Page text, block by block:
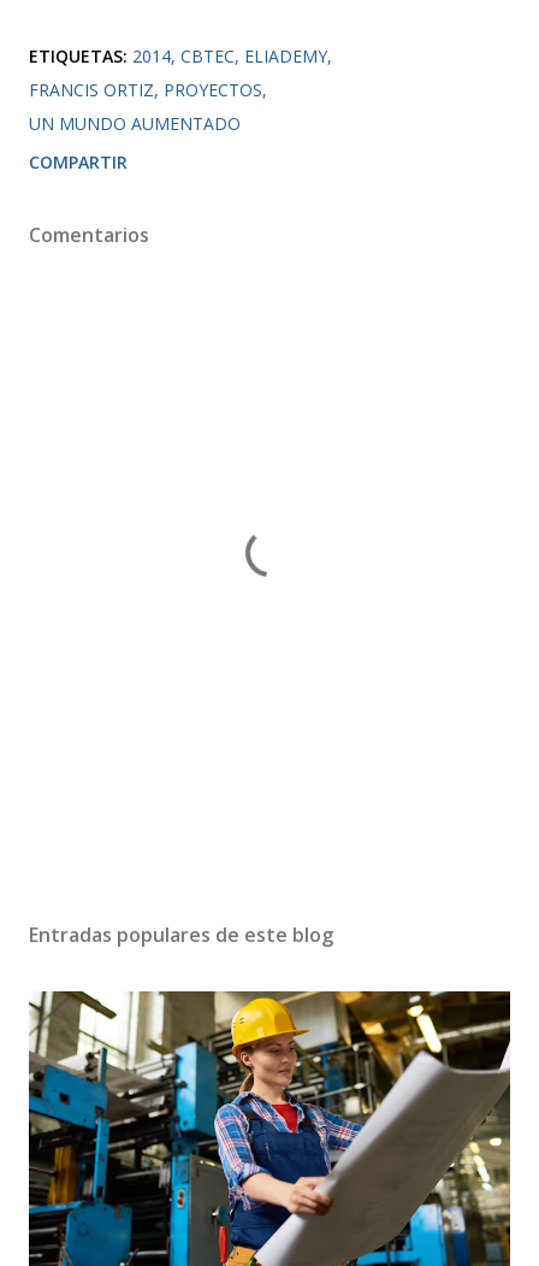
ETIQUETAS: 2014 CBTEC ELIADEMY
FRANCIS ORTIZ PROYECTOS
UN MUNDO AUMENTADO
COMPARTIR
Comentarios
Entradas populares de este blog